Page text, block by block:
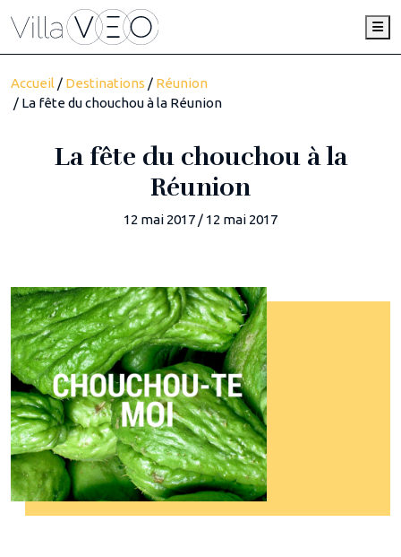
Accueil / Destinations / Réunion
/ La fête du chouchou à la Réunion
La fête du chouchou à la
Réunion
12 mai 2017 / 12 mai 2017